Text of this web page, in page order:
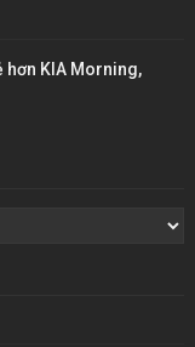
hơn KIA Morning,